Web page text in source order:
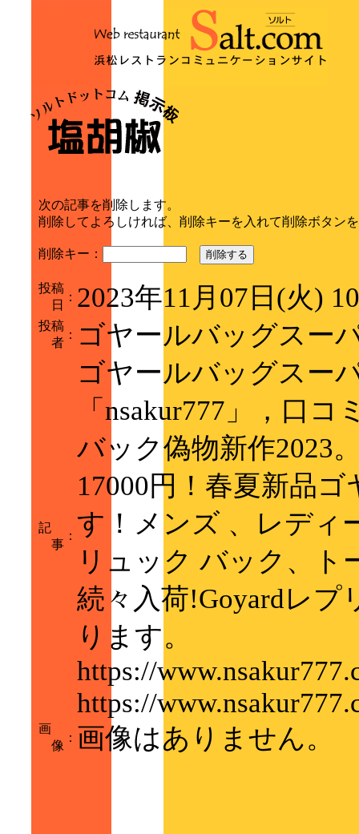
次の記事を削除します。
削除してよろしければ、削除キーを入れて削除ボタン
削除キー： 削除する
投稿
日
： 2023年11月07日(火)
投稿
者
： ゴヤールバッグスー
記
事
：
ゴヤールバッグスー
「nsakur777」，口
バック偽物新作2023
17000円！春夏新品
す！メンズ 、レディ
リュック バック、ト
続々入荷!Goyardレプ
ります。
https://
https://
画
像
： 画像はありません。